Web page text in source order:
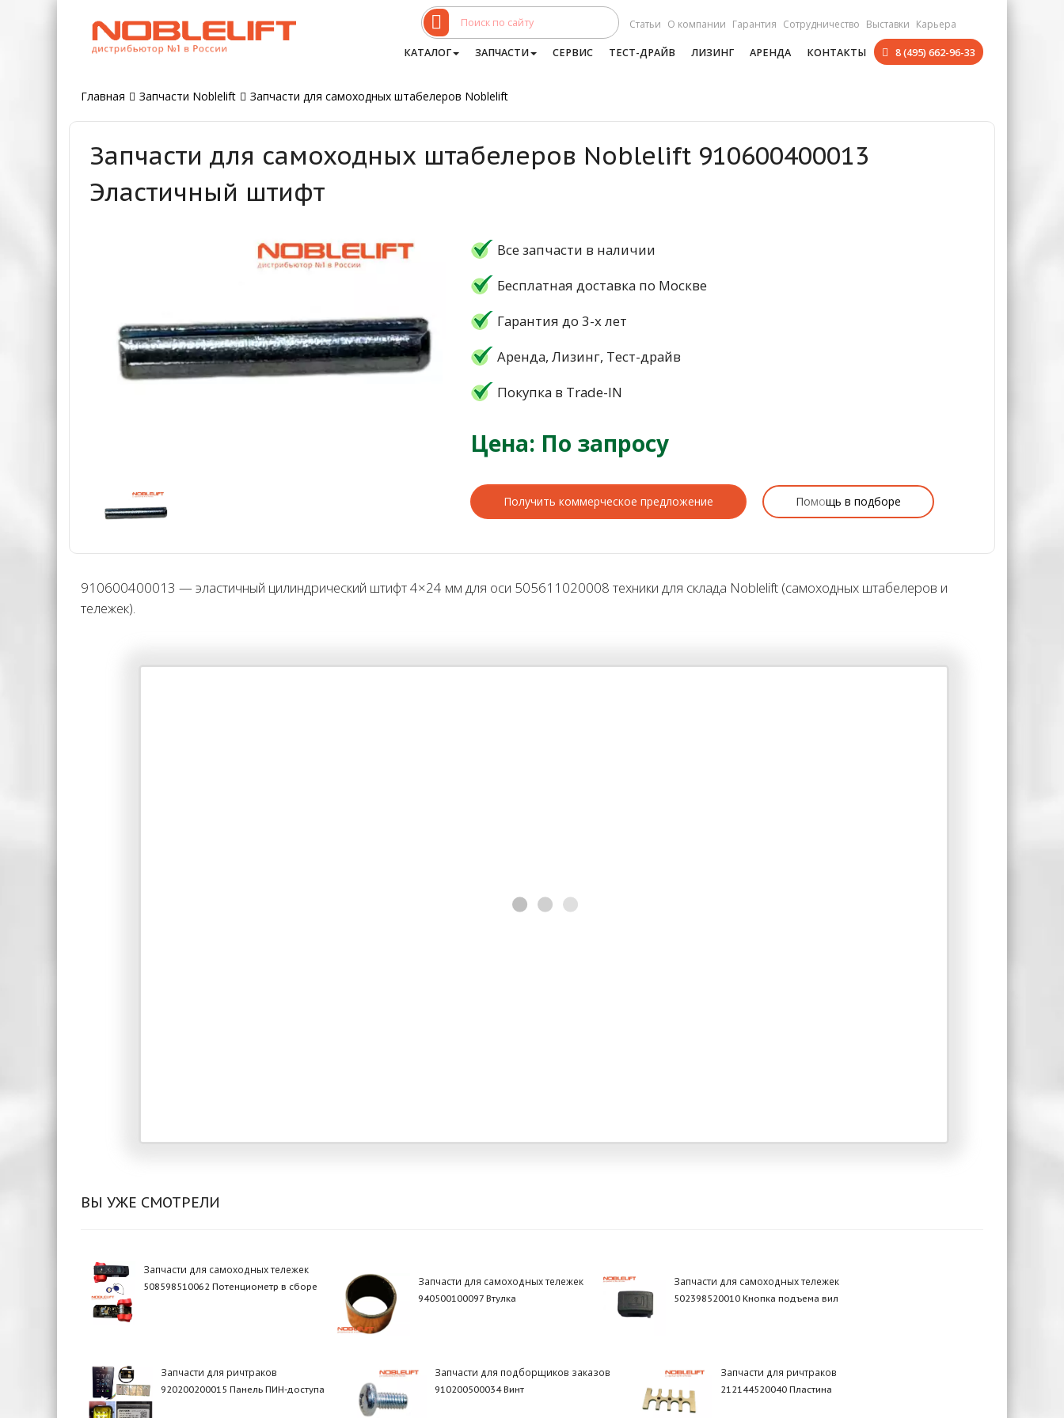
Статьи О компании Гарантия Сотрудничество Выставки Карьера
КАТАЛОГ ЗАПЧАСТИ СЕРВИС ТЕСТ-ДРАЙВ ЛИЗИНГ АРЕНДА КОНТАКТЫ 8 (495) 662-96-33
Главная Запчасти Noblelift Запчасти для самоходных штабелеров Noblelift
Запчасти для самоходных штабелеров Noblelift 910600400013
Эластичный штифт
Все запчасти в наличии
Бесплатная доставка по Москве
Гарантия до 3-х лет
Аренда, Лизинг, Тест-драйв
Покупка в Trade-IN
Цена: По запросу
Получить коммерческое предложение Помощь в подборе
910600400013 — эластичный цилиндрический штифт 4×24 мм для оси 505611020008 техники для склада Noblelift (самоходных штабелеров и
тележек).
ВЫ УЖЕ СМОТРЕЛИ
Запчасти для самоходных тележек
508598510062 Потенциометр в сборе Запчасти для самоходных тележек
940500100097 Втулка
Запчасти для самоходных тележек
502398520010 Кнопка подъема вил
Запчасти для ричтраков
920200200015 Панель ПИН-доступа
Запчасти для подборщиков заказов
910200500034 Винт
Запчасти для ричтраков
212144520040 Пластина